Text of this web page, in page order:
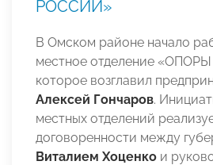
РОССИИ»
В Омском районе начало
местное отделение
которое возглавил
Алексей Гончаров.
местных отделений
договоренности между
Виталием Хоценко и